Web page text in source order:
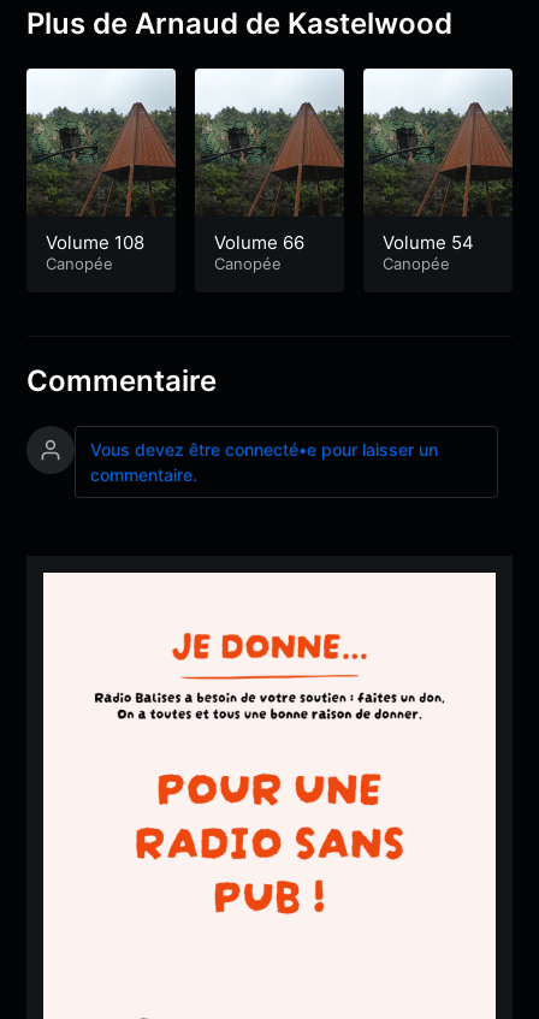
Plus de Arnaud de Kastelwood
Volume 108
Canopée
Volume 66
Canopée
Volume 54
Canopée
Commentaire
Vous devez être connecté•e pour laisser un
commentaire.